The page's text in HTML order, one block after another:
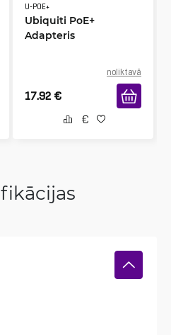
U-POE+
Ubiquiti PoE+
Adapteris
noliktavā
17.92 €